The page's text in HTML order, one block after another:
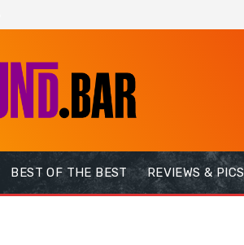
BEST OF THE BEST REVIEWS & PICS